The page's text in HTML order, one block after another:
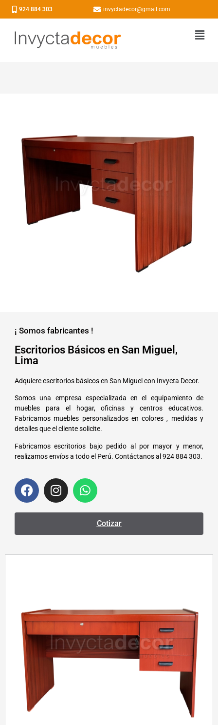
924 884 303 invyctadecor@gmail.com
¡ Somos fabricantes !
Escritorios Básicos en San Miguel,
Lima
Adquiere escritorios básicos en San Miguel con Invycta Decor.
Somos una empresa especializada en el equipamiento de
muebles para el hogar, oficinas y centros educativos.
Fabricamos muebles personalizados en colores , medidas y
detalles que el cliente solicite.
Fabricamos escritorios bajo pedido al por mayor y menor,
realizamos envíos a todo el Perú. Contáctanos al 924 884 303.
Cotizar